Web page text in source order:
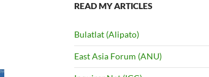
READ MY ARTICLES
Bulatlat (Alipato)
East Asia Forum (ANU)